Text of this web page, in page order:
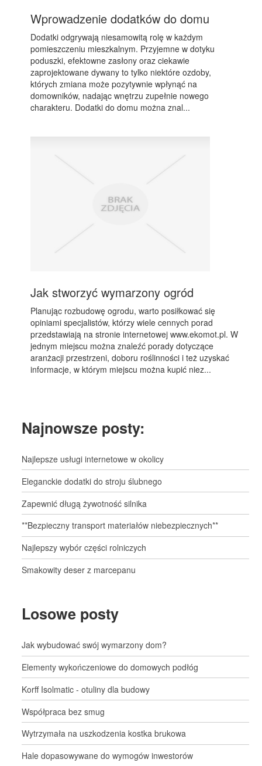
Wprowadzenie dodatków do domu
Dodatki odgrywają niesamowitą rolę w każdym
pomieszczeniu mieszkalnym. Przyjemne w dotyku
poduszki, efektowne zasłony oraz ciekawie
zaprojektowane dywany to tylko niektóre ozdoby,
których zmiana może pozytywnie wpłynąć na
domowników, nadając wnętrzu zupełnie nowego
charakteru. Dodatki do domu można znal...
Jak stworzyć wymarzony ogród
Planując rozbudowę ogrodu, warto posiłkować się
opiniami specjalistów, którzy wiele cennych porad
przedstawiają na stronie internetowej www.ekomot.pl. W
jednym miejscu można znaleźć porady dotyczące
aranżacji przestrzeni, doboru roślinności i też uzyskać
informacje, w którym miejscu można kupić niez...
Najnowsze posty:
Najlepsze usługi internetowe w okolicy
Eleganckie dodatki do stroju ślubnego
Zapewnić długą żywotność silnika
**Bezpieczny transport materiałów niebezpiecznych**
Najlepszy wybór części rolniczych
Smakowity deser z marcepanu
Losowe posty
Jak wybudować swój wymarzony dom?
Elementy wykończeniowe do domowych podłóg
Korff Isolmatic - otuliny dla budowy
Współpraca bez smug
Wytrzymała na uszkodzenia kostka brukowa
Hale dopasowywane do wymogów inwestorów